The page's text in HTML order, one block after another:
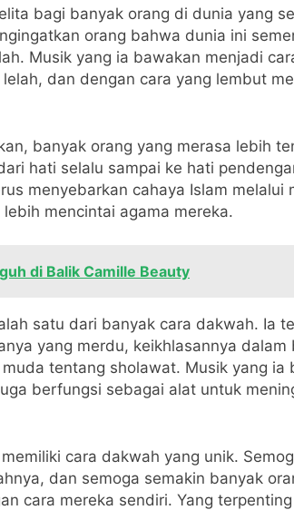
bagi banyak orang di dunia yang
orang bahwa dunia ini
Musik yang ia bawakan menjadi
dan dengan cara yang lembut
banyak orang yang merasa lebih
hati selalu sampai ke hati
menyebarkan cahaya Islam melalui
mencintai agama mereka.
di Balik Camille Beauty
satu dari banyak cara dakwah. Ia
yang merdu, keikhlasannya dalam
tentang sholawat. Musik yang ia
berfungsi sebagai alat untuk
cara dakwah yang unik.
dan semoga semakin banyak
cara mereka sendiri. Yang